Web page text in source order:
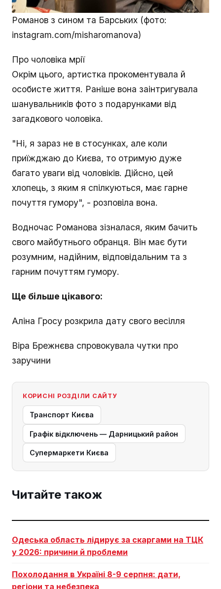
Романов з сином та Барських (фото:
instagram.com/misharomanova)
Про чоловіка мрії
Окрім цього, артистка прокоментувала й
особисте життя. Раніше вона заінтригувала
шанувальників фото з подарунками від
загадкового чоловіка.
"Ні, я зараз не в стосунках, але коли
приїжджаю до Києва, то отримую дуже
багато уваги від чоловіків. Дійсно, цей
хлопець, з яким я спілкуються, має гарне
почуття гумору", - розповіла вона.
Водночас Романова зізналася, яким бачить
свого майбутнього обранця. Він має бути
розумним, надійним, відповідальним та з
гарним почуттям гумору.
Ще більше цікавого:
Аліна Гросу розкрила дату свого весілля
Віра Брежнєва спровокувала чутки про
заручини
КОРИСНІ РОЗДІЛИ САЙТУ
Транспорт Києва
Графік відключень — Дарницький район
Супермаркети Києва
Читайте також
Одеська область лідирує за скаргами на ТЦК
у 2026: причини й проблеми
Похолодання в Україні 8-9 серпня: дати,
регіони та небезпека